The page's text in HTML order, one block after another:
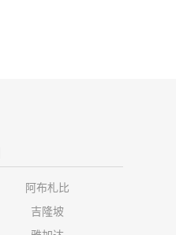
阿布札比
吉隆坡